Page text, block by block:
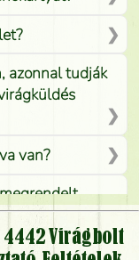
azonnal tudják
van?
kiszállítással
4442 Virágbolt